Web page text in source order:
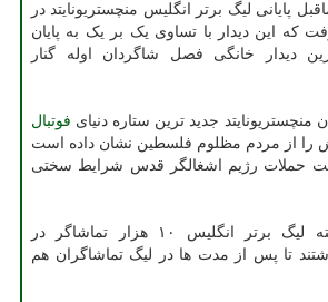
پایانی لیگ برتر انگلیس منچستریونایتد در
که این دیدار با تساوی یک بر یک به پایان
دیدار خانگی فصل شاگردان اوله گنار
منچستریونایتد جدید ترین ستاره دنیای فوتبال
از مردم مظلوم فلسطین نشان داده است
حملات رژیم اشغالگر قدس شرایط سختی
انگلیس ۱۰ هزار تماشاگر در
تا پس از مدت ها در لیگ تماشاگران هم